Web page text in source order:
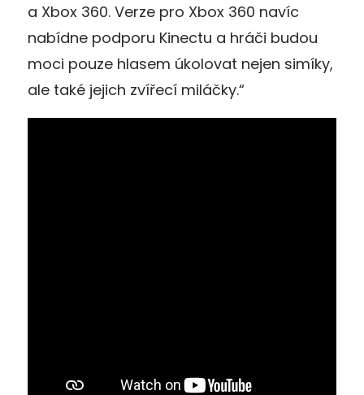
a Xbox 360. Verze pro Xbox 360 navíc
nabídne podporu Kinectu a hráči budou
moci pouze hlasem úkolovat nejen simíky,
ale také jejich zvířecí miláčky.“